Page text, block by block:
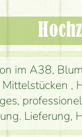
im A38,
,
Lieferung,